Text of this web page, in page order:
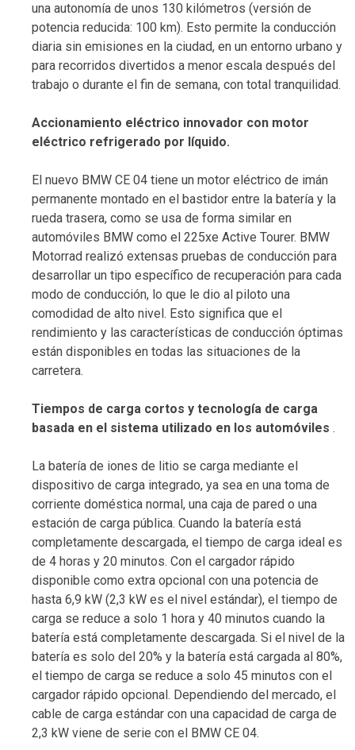
una autonomía de unos 130 kilómetros (versión de
potencia reducida: 100 km). Esto permite la conducción
diaria sin emisiones en la ciudad, en un entorno urbano y
para recorridos divertidos a menor escala después del
trabajo o durante el fin de semana, con total tranquilidad.
Accionamiento eléctrico innovador con motor
eléctrico refrigerado por líquido.
El nuevo BMW CE 04 tiene un motor eléctrico de imán
permanente montado en el bastidor entre la batería y la
rueda trasera, como se usa de forma similar en
automóviles BMW como el 225xe Active Tourer. BMW
Motorrad realizó extensas pruebas de conducción para
desarrollar un tipo específico de recuperación para cada
modo de conducción, lo que le dio al piloto una
comodidad de alto nivel. Esto significa que el
rendimiento y las características de conducción óptimas
están disponibles en todas las situaciones de la
carretera.
Tiempos de carga cortos y tecnología de carga
basada en el sistema utilizado en los automóviles .
La batería de iones de litio se carga mediante el
dispositivo de carga integrado, ya sea en una toma de
corriente doméstica normal, una caja de pared o una
estación de carga pública. Cuando la batería está
completamente descargada, el tiempo de carga ideal es
de 4 horas y 20 minutos. Con el cargador rápido
disponible como extra opcional con una potencia de
hasta 6,9 kW (2,3 kW es el nivel estándar), el tiempo de
carga se reduce a solo 1 hora y 40 minutos cuando la
batería está completamente descargada. Si el nivel de la
batería es solo del 20% y la batería está cargada al 80%,
el tiempo de carga se reduce a solo 45 minutos con el
cargador rápido opcional. Dependiendo del mercado, el
cable de carga estándar con una capacidad de carga de
2,3 kW viene de serie con el BMW CE 04.